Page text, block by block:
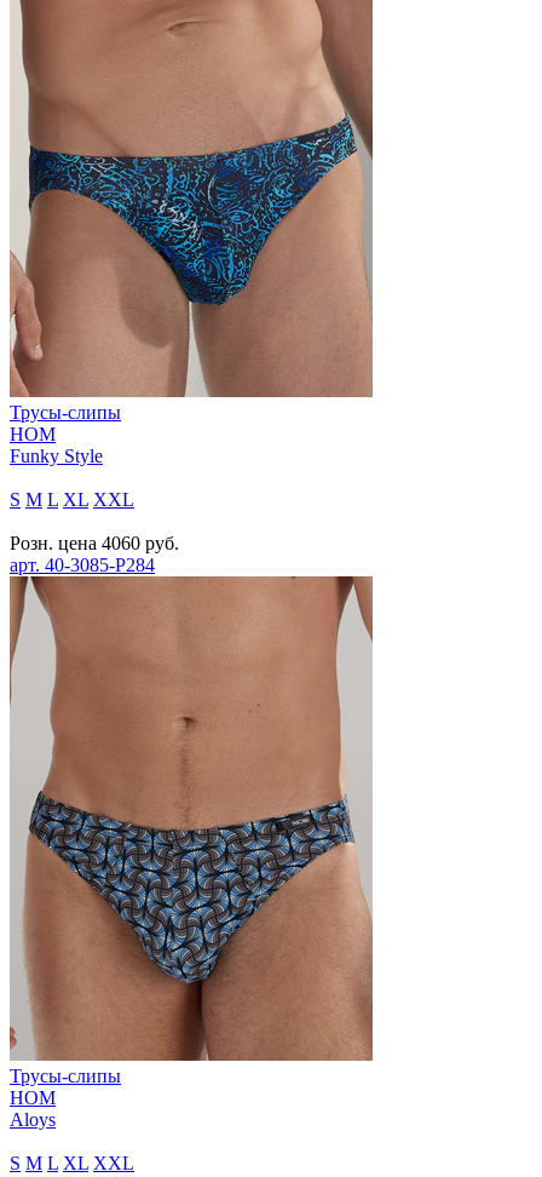
Трусы-слипы
HOM
Funky Style
S M L XL XXL
Розн. цена 4060 руб.
арт. 40-3085-P284
Трусы-слипы
HOM
Aloys
S M L XL XXL